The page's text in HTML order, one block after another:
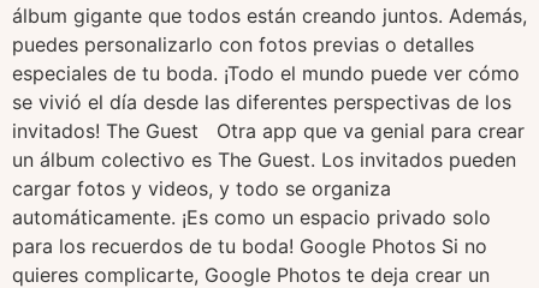
álbum gigante que todos están creando juntos. Además,
puedes personalizarlo con fotos previas o detalles
especiales de tu boda. ¡Todo el mundo puede ver cómo
se vivió el día desde las diferentes perspectivas de los
invitados! The Guest Otra app que va genial para crear
un álbum colectivo es The Guest. Los invitados pueden
cargar fotos y videos, y todo se organiza
automáticamente. ¡Es como un espacio privado solo
para los recuerdos de tu boda! Google Photos Si no
quieres complicarte, Google Photos te deja crear un